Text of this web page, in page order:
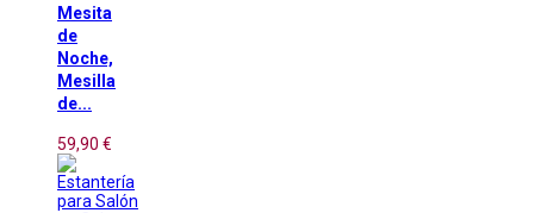
Mesita
de
Noche,
Mesilla
de...
59,90 €